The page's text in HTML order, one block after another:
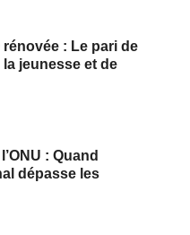
rénovée : Le pari de
la jeunesse et de
: Quand
dépasse les